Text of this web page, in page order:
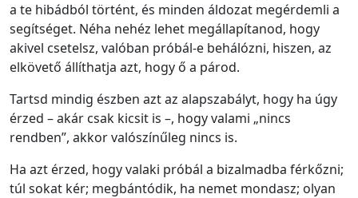
a te hibádból történt, és minden áldozat megérdemli a
segítséget. Néha nehéz lehet megállapítanod, hogy
akivel csetelsz, valóban próbál-e behálózni, hiszen, az
elkövető állíthatja azt, hogy ő a párod.
Tartsd mindig észben azt az alapszabályt, hogy ha úgy
érzed – akár csak kicsit is –, hogy valami „nincs
rendben”, akkor valószínűleg nincs is.
Ha azt érzed, hogy valaki próbál a bizalmadba férkőzni;
túl sokat kér; megbántódik, ha nemet mondasz; olyan